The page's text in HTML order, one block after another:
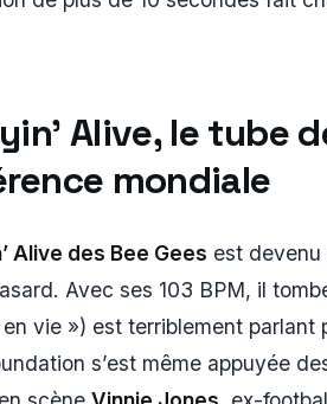
Alive, le tube
mondiale
Alive des Bee Gees est devenu
Avec ses 103 BPM, il
vie ») est terriblement parlant
s’est même appuyée